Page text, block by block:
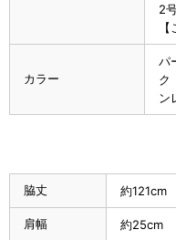
2
カラー
パ
ク
ン
脇丈 約121cm
肩幅 約25cm